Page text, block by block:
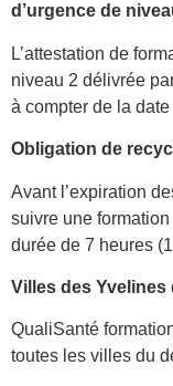
d’urgence de
L’attestation de
niveau 2 délivrée
à compter de la
Obligation de
Avant l’expiration
suivre une
durée de 7 heures
Villes des Yvelines
QualiSanté
toutes les villes du